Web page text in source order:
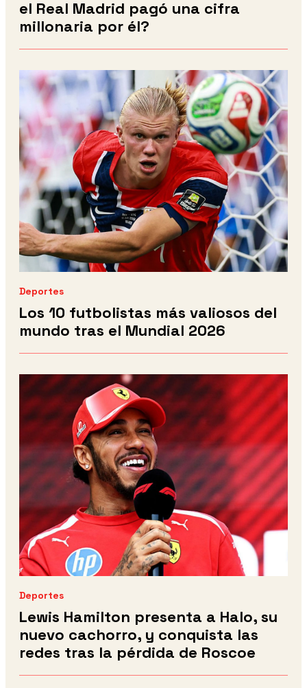
el Real Madrid pagó una cifra
millonaria por él?
Deportes
Los 10 futbolistas más valiosos del
mundo tras el Mundial 2026
Deportes
Lewis Hamilton presenta a Halo, su
nuevo cachorro, y conquista las
redes tras la pérdida de Roscoe